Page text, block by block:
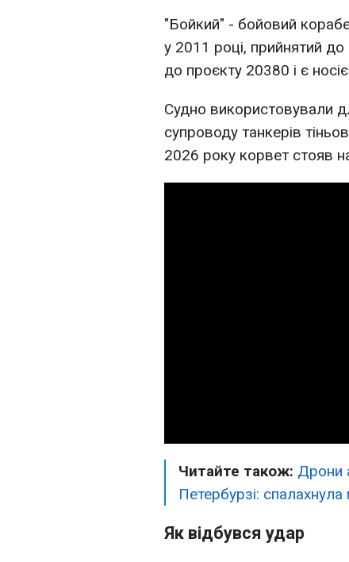
"Бойкий" - бойовий
у 2011 році, прийнятий
до проєкту 20380 і є
Судно використовували
супроводу танкерів
2026 року корвет стояв
Читайте також: Дрони
Петербурзі:
Як відбувся удар